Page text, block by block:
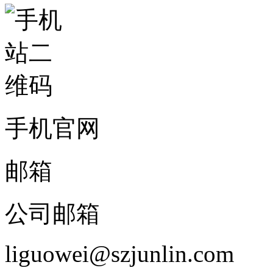
手机官网
邮箱
公司邮箱
liguowei@szjunlin.com